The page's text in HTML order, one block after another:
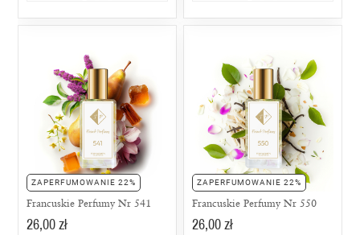
ZAPERFUMOWANIE 22%
Francuskie Perfumy Nr 541
26,00 zł
ZAPERFUMOWANIE 22%
Francuskie Perfumy Nr 550
26,00 zł